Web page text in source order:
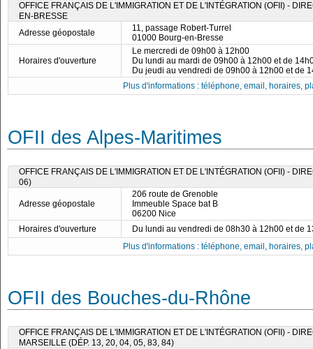
OFFICE FRANÇAIS DE L'IMMIGRATION ET DE L'INTÉGRATION (OFII) -
EN-BRESSE
Adresse géopostale
11, passage Robert-Turrel
01000 Bourg-en-Bresse
Horaires d'ouverture
Le mercredi de 09h00 à 12h00
Du lundi au mardi de 09h00 à 12h00 et de
Du jeudi au vendredi de 09h00 à 12h00 et de
Plus d'informations : téléphone, email, horaires,
OFII des Alpes-Maritimes
OFFICE FRANÇAIS DE L'IMMIGRATION ET DE L'INTÉGRATION (OFII) -
06)
Adresse géopostale
206 route de Grenoble
Immeuble Space bat B
06200 Nice
Horaires d'ouverture
Du lundi au vendredi de 08h30 à 12h00 et de
Plus d'informations : téléphone, email, horaires,
OFII des Bouches-du-Rhône
OFFICE FRANÇAIS DE L'IMMIGRATION ET DE L'INTÉGRATION (OFII) -
MARSEILLE (DÉP. 13, 20, 04, 05, 83, 84)